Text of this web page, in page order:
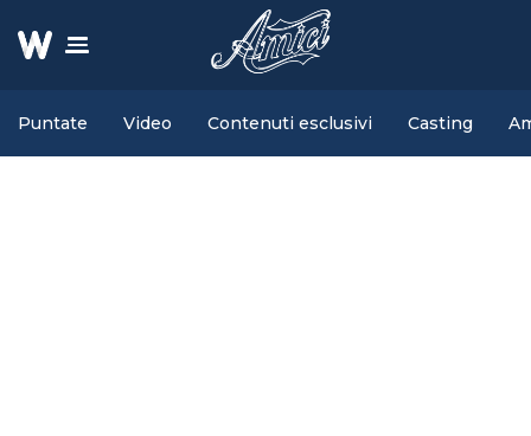
Puntate Video Contenuti esclusivi Casting